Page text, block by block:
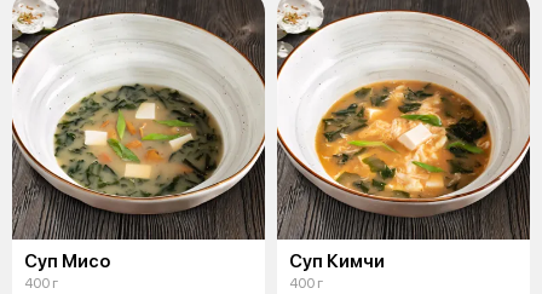
Суп Мисо
400 г
Суп Кимчи
400 г